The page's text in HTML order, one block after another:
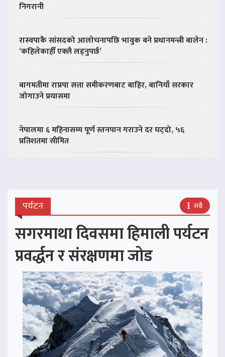
निगरानी
रास्वपाकै सांसदको आलोचनापछि भावुक बने प्रधानमन्त्री बालेन :
‘कहिलेकाहीँ एक्लै लड्नुपर्छ’
बागमतीमा राप्रपा सत्ता समीकरणबाट बाहिर, बानियाँ सरकार
जोगाउने प्रयासमा
नेपालमा ६ महिनासम्म पूर्ण स्तनपान गराउने दर घट्दो, ५६
प्रतिशतमा सीमित
पर्यटन सबै
सगरमाथा दिवसमा हिमाली पर्यटन
प्रवर्द्धन र संरक्षणमा जोड